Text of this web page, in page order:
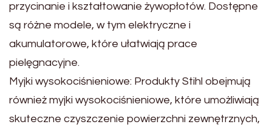
przycinanie i kształtowanie żywopłotów. Dostępne
są różne modele, w tym elektryczne i
akumulatorowe, które ułatwiają prace
pielęgnacyjne.
Myjki wysokociśnieniowe: Produkty Stihl obejmują
również myjki wysokociśnieniowe, które umożliwiają
skuteczne czyszczenie powierzchni zewnętrznych,